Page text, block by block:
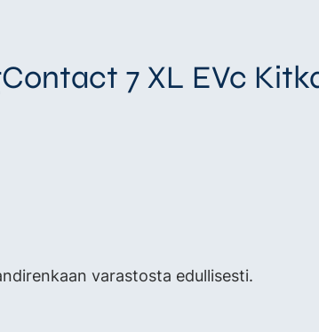
7 XL EVc
varastosta edullisesti.